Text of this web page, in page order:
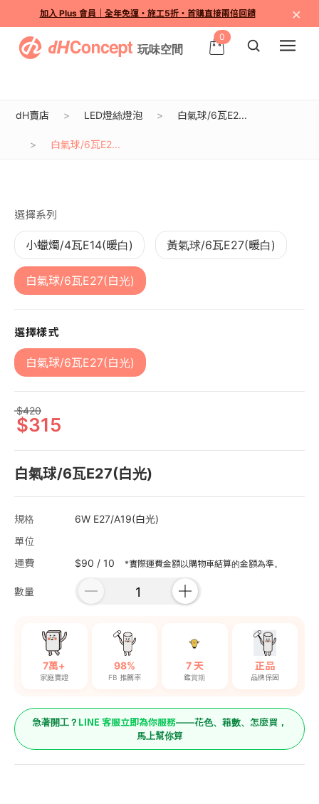
加入 Plus 會員｜全年免運・施工5折・首購直接兩倍回饋 ×
0
dH賣店 LED燈絲燈泡 白氣球/6瓦E2...
白氣球/6瓦E2...
選擇系列
小蠟燭/4瓦E14(暖白) 黃氣球/6瓦E27(暖白)
白氣球/6瓦E27(白光)
選擇樣式
白氣球/6瓦E27(白光)
420
315
白氣球/6瓦E27(白光)
規格
6W E27/A19(白光)
單位
運費
$90 / 10 *實際運費金額以購物車結算的金額為準。
數量
7萬+
家庭實證
98%
FB 推薦率
7 天
鑑賞期
正品
品牌保固
急著開工？ LINE 客服立即為你服務——花色、箱數、怎麼買，
馬上幫你算